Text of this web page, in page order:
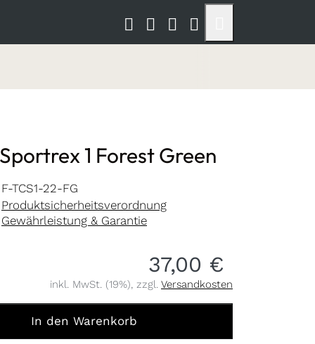
1 Forest Green
F-TCS1-22-FG
Produktsicherheitsverordnung
Gewährleistung & Garantie
37,00 €
inkl. MwSt. (19%), zzgl. Versandkosten
In den Warenkorb